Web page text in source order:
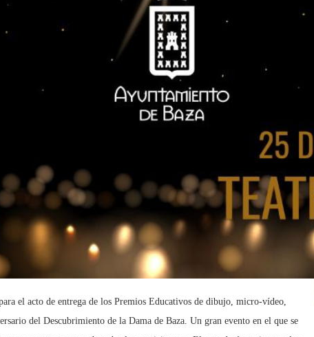
el acto de entrega de los Premios Educativos de dibujo, micro-vídeo,
del Descubrimiento de la Dama de Baza. Un gran evento en el que se